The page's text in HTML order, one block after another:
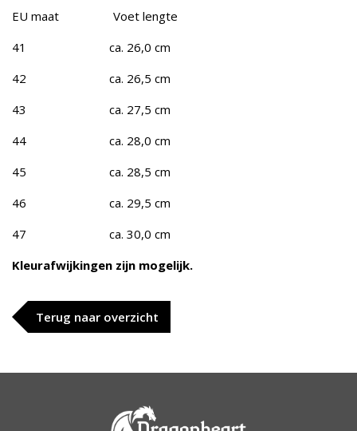
EU maat Voet lengte
41 ca. 26,0 cm
42 ca. 26,5 cm
43 ca. 27,5 cm
44 ca. 28,0 cm
45 ca. 28,5 cm
46 ca. 29,5 cm
47 ca. 30,0 cm
Kleurafwijkingen zijn mogelijk.
Terug naar overzicht